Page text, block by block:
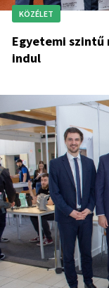
KÖZÉLET
Egyetemi szintű
indul